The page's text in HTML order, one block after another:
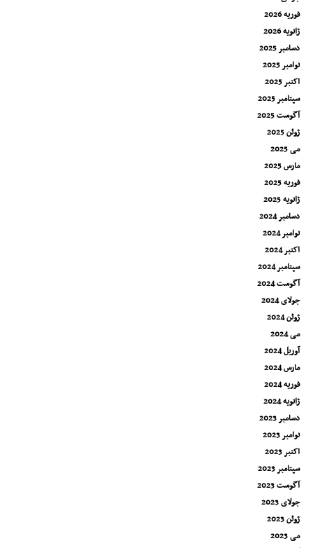
فوریه 2026
ژانویه 2026
دسامبر 2025
نوامبر 2025
اکتبر 2025
سپتامبر 2025
آگوست 2025
ژوئن 2025
می 2025
مارس 2025
فوریه 2025
ژانویه 2025
دسامبر 2024
نوامبر 2024
اکتبر 2024
سپتامبر 2024
آگوست 2024
جولای 2024
ژوئن 2024
می 2024
آوریل 2024
مارس 2024
فوریه 2024
ژانویه 2024
دسامبر 2023
نوامبر 2023
اکتبر 2023
سپتامبر 2023
آگوست 2023
جولای 2023
ژوئن 2023
می 2023